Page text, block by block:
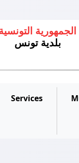
الجمهورية
بلدية تونس
Services